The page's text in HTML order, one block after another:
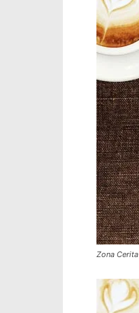
Zona Cerita